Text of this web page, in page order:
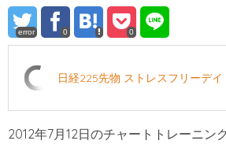
error 0 0
日経225先物 ストレスフリーデ
2012年7月12日のチャートトレーニン